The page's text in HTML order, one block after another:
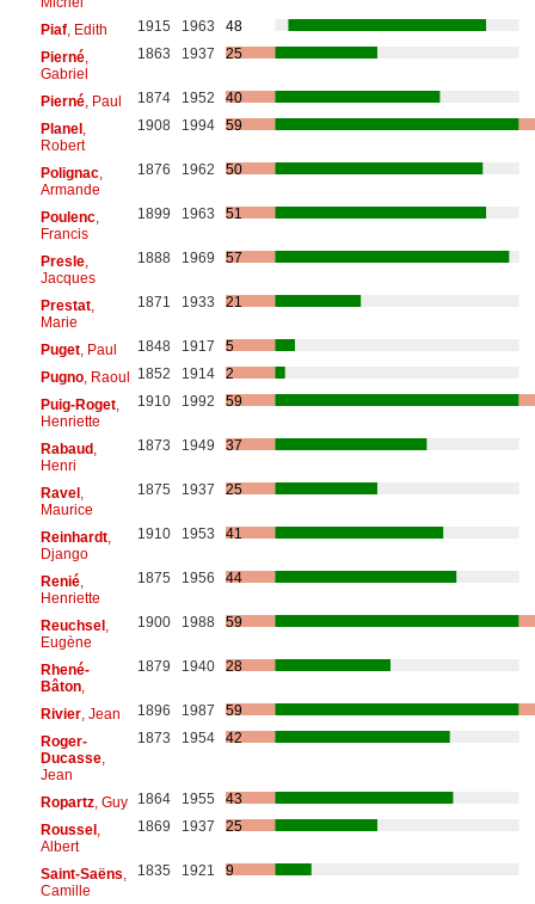
Piaf, Edith 1915 1963
48
Pierné,
Gabriel
1863 1937 25
Pierné, Paul 1874 1952
40
Planel,
Robert
1908 1994 59
Polignac,
Armande
1876 1962 50
Poulenc,
Francis
1899 1963 51
Presle,
Jacques
1888 1969 57
Prestat,
Marie
1871 1933 21
Puget, Paul 1848 1917
5
Pugno, Raoul 1852 1914
2
Puig-Roget,
Henriette
1910 1992 59
Rabaud,
Henri
1873 1949 37
Ravel,
Maurice
1875 1937 25
Reinhardt,
Django
1910 1953 41
Renié,
Henriette
1875 1956 44
Reuchsel,
Eugène
1900 1988 59
Rhené-
Bâton,
1879 1940 28
Rivier, Jean 1896 1987
59
Roger-
Ducasse,
Jean
1873 1954 42
Ropartz, Guy 1864 1955
43
Roussel,
Albert
1869 1937 25
Saint-Saëns
Camille
1835 1921 9